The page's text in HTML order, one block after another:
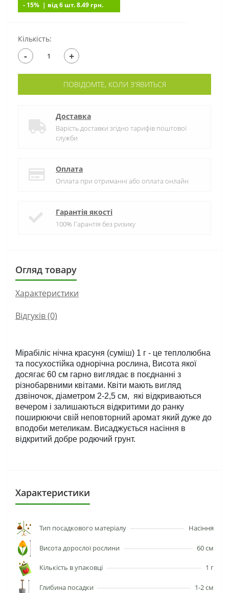
- 15% | вiд 6 шт. 8.49 грн.
Кількість:
- +
ПОВІДОМТЕ, КОЛИ З'ЯВИТЬСЯ
Доставка
Варість доставки згідно тарифів поштової
служби
Оплата
Оплата при отриманні або оплата онлайн
Гарантія якості
100% Гарантія без ризику
Огляд товару
Характеристики
Відгуків (0)
Мірабіліс нічна красуня (суміш) 1 г - це теплолюбна
та посухостійка однорічна рослина, Висота якої
досягає 60 см гарно виглядає в поєднанні з
різнобарвними квітами. Квіти мають вигляд
дзвіночок, діаметром 2-2,5 см,  які відкриваються
вечером і залишаються відкритими до ранку
поширюючи свій неповторний аромат який дуже до
вподоби метеликам. Висаджується насіння в
відкритий добре родючий грунт.
Характеристики
Тип посадкового матеріалу Насіння
Висота дорослої рослини 60 см
Кількість в упаковці 1 г
Глибина посадки 1-2 см